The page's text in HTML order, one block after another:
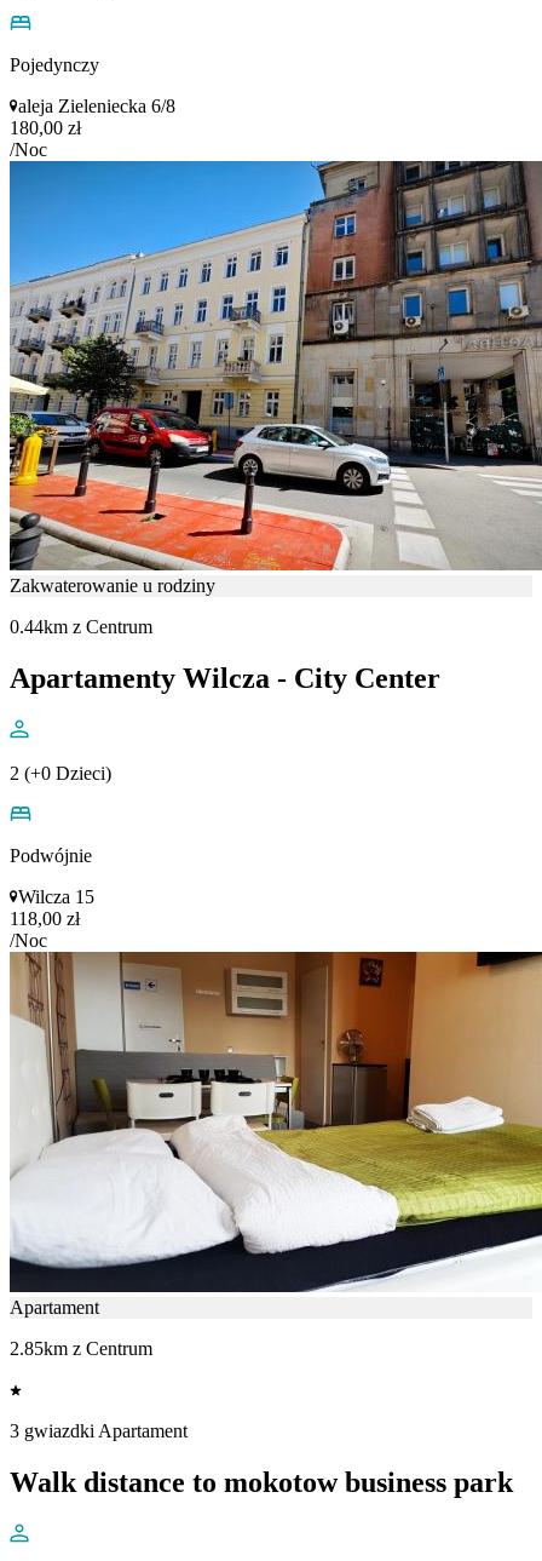
Pojedynczy
aleja Zieleniecka 6/8
180,00 zł
/Noc
Zakwaterowanie u rodziny
0.44km z Centrum
Apartamenty Wilcza - City Center
2 (+0 Dzieci)
Podwójnie
Wilcza 15
118,00 zł
/Noc
Apartament
2.85km z Centrum
3 gwiazdki Apartament
Walk distance to mokotow business park